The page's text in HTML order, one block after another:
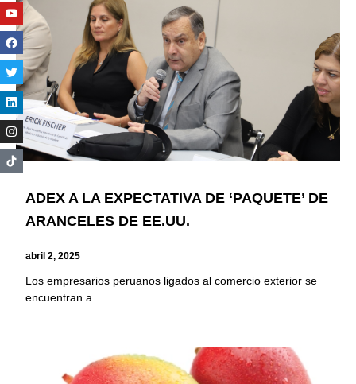
ADEX A LA EXPECTATIVA DE ‘PAQUETE’ DE
ARANCELES DE EE.UU.
abril 2, 2025
Los empresarios peruanos ligados al comercio exterior se
encuentran a
Youtube
Facebook
Twitter
Linkedin
Instagram